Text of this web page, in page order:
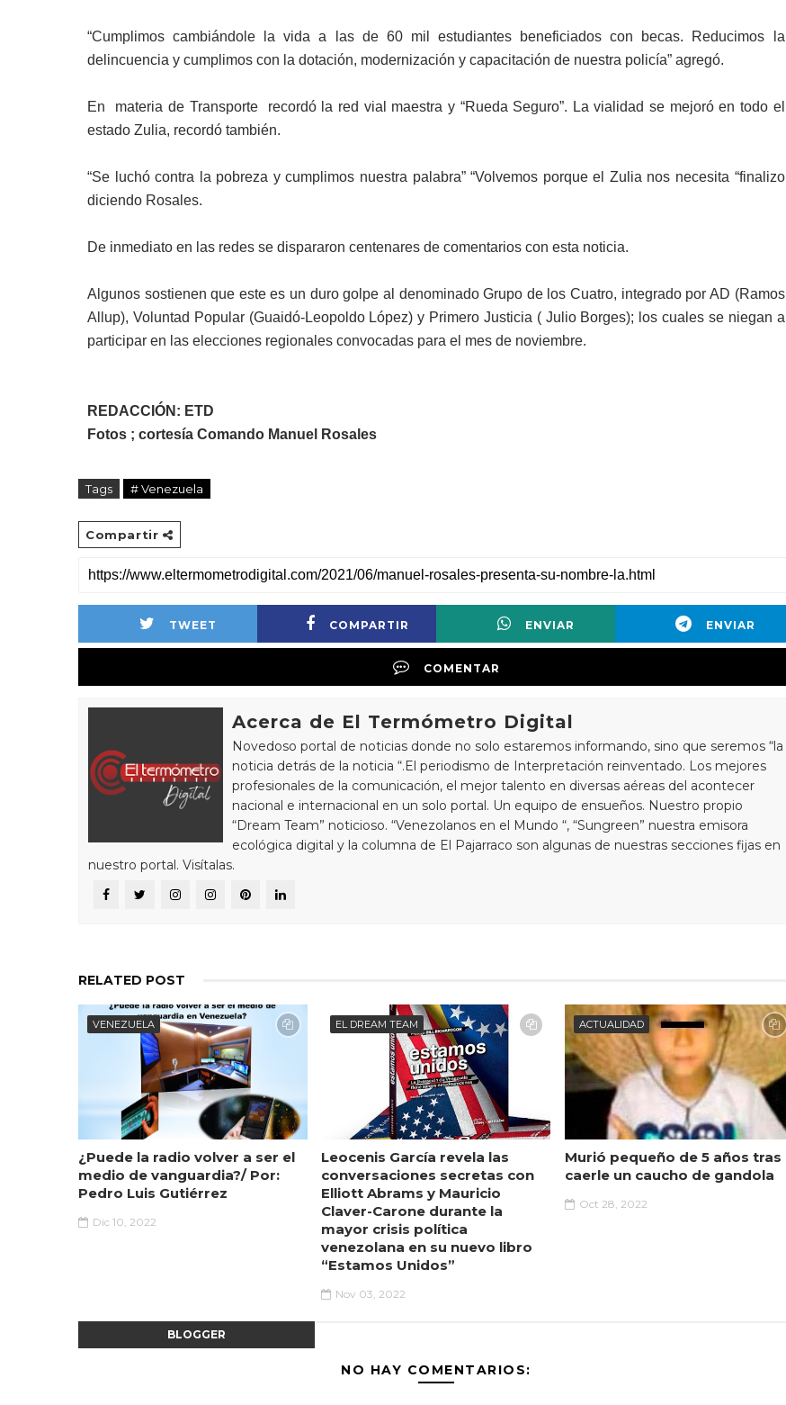
“Cumplimos cambiándole la vida a las de 60 mil estudiantes beneficiados con becas. Reducimos la
delincuencia y cumplimos con la dotación, modernización y capacitación de nuestra policía” agregó.
En materia de Transporte recordó la red vial maestra y “Rueda Seguro”. La vialidad se mejoró en todo el
estado Zulia, recordó también.
“Se luchó contra la pobreza y cumplimos nuestra palabra” “Volvemos porque el Zulia nos necesita “finalizo
diciendo Rosales.
De inmediato en las redes se dispararon centenares de comentarios con esta noticia.
Algunos sostienen que este es un duro golpe al denominado Grupo de los Cuatro, integrado por AD (Ramos
Allup), Voluntad Popular (Guaidó-Leopoldo López) y Primero Justicia ( Julio Borges); los cuales se niegan a
participar en las elecciones regionales convocadas para el mes de noviembre.
REDACCIÓN: ETD
Fotos ; cortesía Comando Manuel Rosales
Tags # Venezuela
Compartir
TWEET COMPARTIR ENVIAR ENVIAR
COMENTAR
Acerca de El Termómetro Digital
Novedoso portal de noticias donde no solo estaremos informando, sino que seremos “la
noticia detrás de la noticia “.El periodismo de Interpretación reinventado. Los mejores
profesionales de la comunicación, el mejor talento en diversas aéreas del acontecer
nacional e internacional en un solo portal. Un equipo de ensueños. Nuestro propio
“Dream Team” noticioso. “Venezolanos en el Mundo “, “Sungreen” nuestra emisora
ecológica digital y la columna de El Pajarraco son algunas de nuestras secciones fijas en
nuestro portal. Visítalas.
RELATED POST
VENEZUELA
¿Puede la radio volver a ser el
medio de vanguardia?/ Por:
Pedro Luis Gutiérrez
Dic 10, 2022
EL DREAM TEAM
Leocenis García revela las
conversaciones secretas con
Elliott Abrams y Mauricio
Claver-Carone durante la
mayor crisis política
venezolana en su nuevo libro
“Estamos Unidos”
Nov 03, 2022
ACTUALIDAD
Murió pequeño de 5 años tras
caerle un caucho de gandola
Oct 28, 2022
BLOGGER
NO HAY COMENTARIOS: